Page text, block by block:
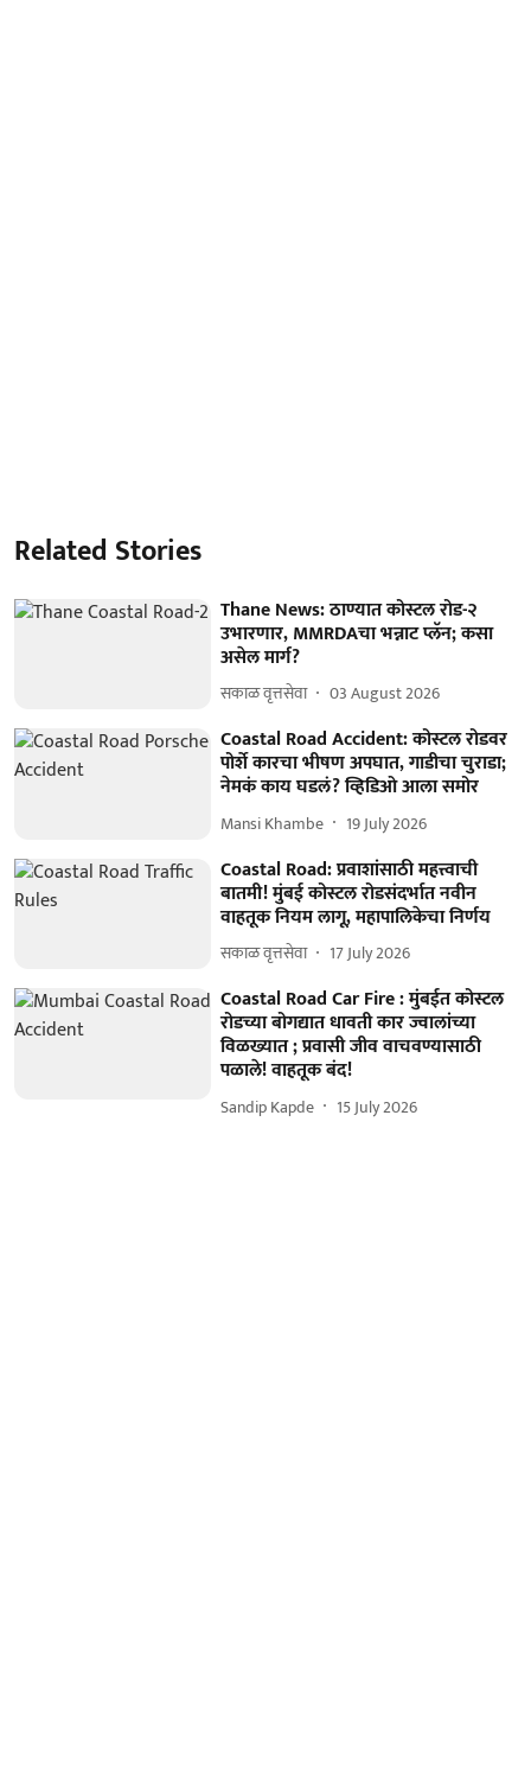
Related Stories
Thane News: ठाण्यात कोस्टल रोड-२
उभारणार, MMRDAचा भन्नाट प्लॅन; कसा
असेल मार्ग?
सकाळ वृत्तसेवा 03 August 2026
Coastal Road Accident: कोस्टल रोडवर
पोर्शे कारचा भीषण अपघात, गाडीचा चुराडा;
नेमकं काय घडलं? व्हिडिओ आला समोर
Mansi Khambe 19 July 2026
Coastal Road: प्रवाशांसाठी महत्त्वाची
बातमी! मुंबई कोस्टल रोडसंदर्भात नवीन
वाहतूक नियम लागू, महापालिकेचा निर्णय
सकाळ वृत्तसेवा 17 July 2026
Coastal Road Car Fire : मुंबईत कोस्टल
रोडच्या बोगद्यात धावती कार ज्वालांच्या
विळख्यात ; प्रवासी जीव वाचवण्यासाठी
पळाले! वाहतूक बंद!
Sandip Kapde 15 July 2026